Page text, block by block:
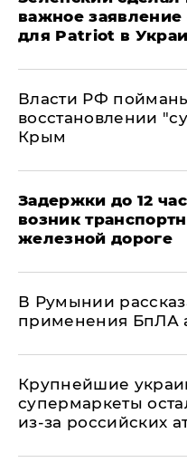
важное заявление
для Patriot в
Власти РФ
восстановлении
Крым
Задержки до 12
возник
железной дороге
В Румынии
применения БпЛА
Крупнейшие
супермаркеты
из-за российских